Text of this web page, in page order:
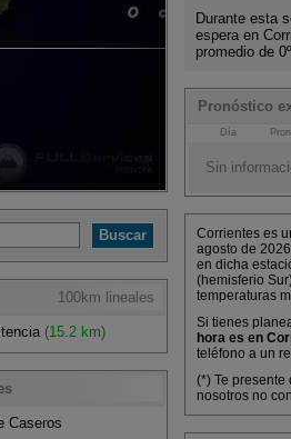
100km lineales
(15.2 km)
Caseros
Durante esta
espera en
promedio de
Pronóstico
Día
Sin
Corrientes es
agosto de
en dicha
(hemisferio
temperaturas
Si tienes
hora es en
teléfono a un
(*) Te
nosotros no